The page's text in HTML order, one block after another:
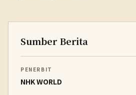
Sumber Berita
PENERBIT
NHK WORLD